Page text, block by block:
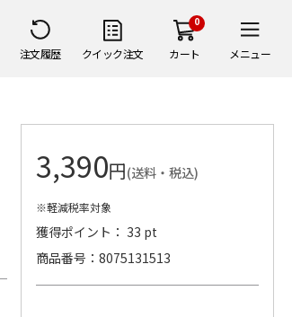
注文履歴 クイック注文
0
カート メニュー
3,390円(送料・税込)
※軽減税率対象
獲得ポイント： 33 pt
商品番号
8075131513